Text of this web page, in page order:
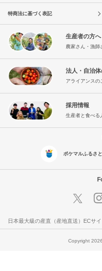
特商法に基づく表記
生産者の方へ
農家さん・漁師
法人・自治
アライアンスの
採用情報
生産者と食べる
ポケマルふるさ
日本最大級の産直（産地直送）ECサ
Copyright